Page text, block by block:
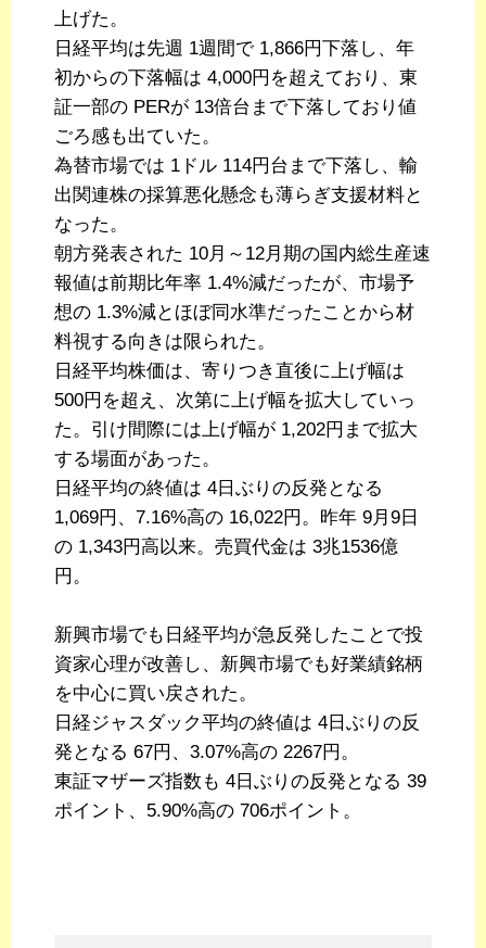
上げた。
日経平均は先週 1週間で 1,866円下落し、年
初からの下落幅は 4,000円を超えており、東
証一部の PERが 13倍台まで下落しており値
ごろ感も出ていた。
為替市場では 1ドル 114円台まで下落し、輸
出関連株の採算悪化懸念も薄らぎ支援材料と
なった。
朝方発表された 10月～12月期の国内総生産速
報値は前期比年率 1.4%減だったが、市場予
想の 1.3%減とほぼ同水準だったことから材
料視する向きは限られた。
日経平均株価は、寄りつき直後に上げ幅は
500円を超え、次第に上げ幅を拡大していっ
た。引け間際には上げ幅が 1,202円まで拡大
する場面があった。
日経平均の終値は 4日ぶりの反発となる
1,069円、7.16%高の 16,022円。昨年 9月9日
の 1,343円高以来。売買代金は 3兆1536億
円。
新興市場でも日経平均が急反発したことで投
資家心理が改善し、新興市場でも好業績銘柄
を中心に買い戻された。
日経ジャスダック平均の終値は 4日ぶりの反
発となる 67円、3.07%高の 2267円。
東証マザーズ指数も 4日ぶりの反発となる 39
ポイント、5.90%高の 706ポイント。